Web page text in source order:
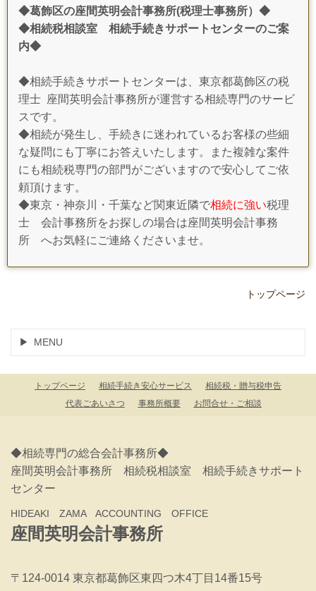
◆葛飾区の座間英明会計事務所(税理士事務所）◆
◆相続税相談室 相続手続きサポートセンターのご案
内◆
◆相続手続きサポートセンターは、東京都葛飾区の税
理士 座間英明会計事務所が運営する相続専門のサービ
スです。
◆相続が発生し、手続きに迷われているお客様の些細
な疑問にも丁寧にお答えいたします。また複雑な案件
にも相続税専門の部門がございますので安心してご依
頼頂けます。
◆東京・神奈川・千葉など関東近隣で相続に強い税理
士 会計事務所をお探しの場合は座間英明会計事務
所 へお気軽にご連絡くださいませ。
トップページ
MENU
トップページ 相続手続き安心サービス
相続税・贈与税申告
代表ごあいさつ
事務所概要 お問合せ・ご相談
◆相続専門の総合会計事務所◆
座間英明会計事務所 相続税相談室 相続手続きサポート
センター
HIDEAKI ZAMA ACCOUNTING OFFICE
座間英明会計事務所
〒124-0014 東京都葛飾区東四つ木4丁目14番15号